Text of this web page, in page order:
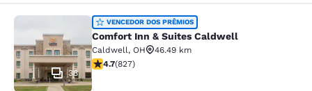
Comfort Inn & Suites Caldwell
38
VENCEDOR DOS PRÊMIOS
Comfort Inn & Suites Caldwell
Caldwell, OH
46.49 km
classificação 4.69 estrelas. Excepcional. 827
4.7(827)